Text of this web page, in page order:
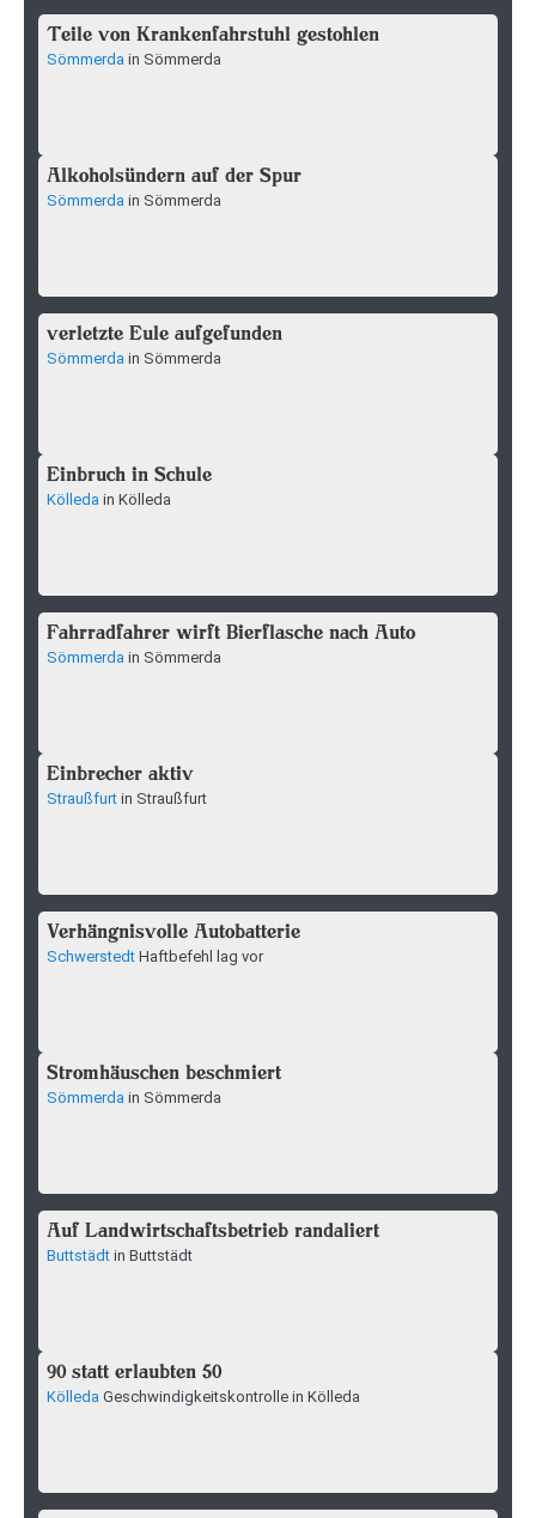
Teile von Krankenfahrstuhl gestohlen
Sömmerda in Sömmerda
Alkoholsündern auf der Spur
Sömmerda in Sömmerda
verletzte Eule aufgefunden
Sömmerda in Sömmerda
Einbruch in Schule
Kölleda in Kölleda
Fahrradfahrer wirft Bierflasche nach Auto
Sömmerda in Sömmerda
Einbrecher aktiv
Straußfurt in Straußfurt
Verhängnisvolle Autobatterie
Schwerstedt Haftbefehl lag vor
Stromhäuschen beschmiert
Sömmerda in Sömmerda
Auf Landwirtschaftsbetrieb randaliert
Buttstädt in Buttstädt
90 statt erlaubten 50
Kölleda Geschwindigkeitskontrolle in Kölleda